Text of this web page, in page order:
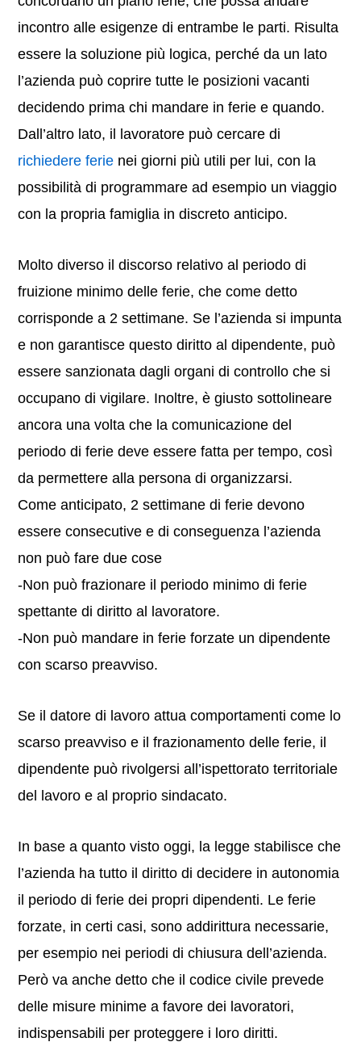
incontro alle esigenze di entrambe le parti. Risulta
essere la soluzione più logica, perché da un lato
l’azienda può coprire tutte le posizioni vacanti
decidendo prima chi mandare in ferie e quando.
Dall’altro lato, il lavoratore può cercare di
richiedere ferie nei giorni più utili per lui, con la
possibilità di programmare ad esempio un viaggio
con la propria famiglia in discreto anticipo.
Molto diverso il discorso relativo al periodo di
fruizione minimo delle ferie, che come detto
corrisponde a 2 settimane. Se l’azienda si impunta
e non garantisce questo diritto al dipendente, può
essere sanzionata dagli organi di controllo che si
occupano di vigilare. Inoltre, è giusto sottolineare
ancora una volta che la comunicazione del
periodo di ferie deve essere fatta per tempo, così
da permettere alla persona di organizzarsi.
Come anticipato, 2 settimane di ferie devono
essere consecutive e di conseguenza l’azienda
non può fare due cose
-Non può frazionare il periodo minimo di ferie
spettante di diritto al lavoratore.
-Non può mandare in ferie forzate un dipendente
con scarso preavviso.
Se il datore di lavoro attua comportamenti come lo
scarso preavviso e il frazionamento delle ferie, il
dipendente può rivolgersi all’ispettorato territoriale
del lavoro e al proprio sindacato.
In base a quanto visto oggi, la legge stabilisce che
l’azienda ha tutto il diritto di decidere in autonomia
il periodo di ferie dei propri dipendenti. Le ferie
forzate, in certi casi, sono addirittura necessarie,
per esempio nei periodi di chiusura dell’azienda.
Però va anche detto che il codice civile prevede
delle misure minime a favore dei lavoratori,
indispensabili per proteggere i loro diritti.